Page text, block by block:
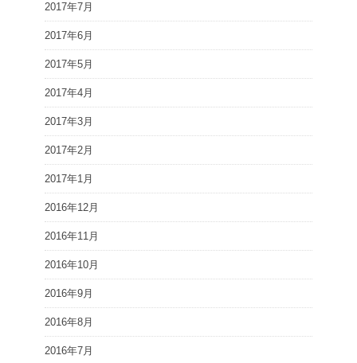
2017年7月
2017年6月
2017年5月
2017年4月
2017年3月
2017年2月
2017年1月
2016年12月
2016年11月
2016年10月
2016年9月
2016年8月
2016年7月